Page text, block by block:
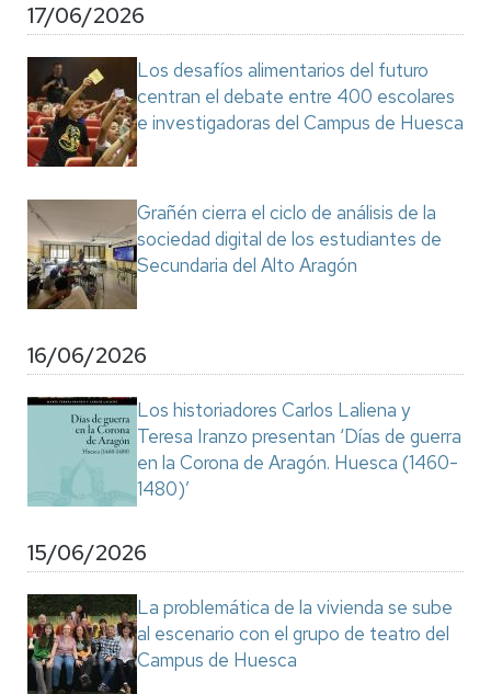
17/06/2026
Los desafíos alimentarios del futuro
centran el debate entre 400 escolares
e investigadoras del Campus de Huesca
Grañén cierra el ciclo de análisis de la
sociedad digital de los estudiantes de
Secundaria del Alto Aragón
16/06/2026
Los historiadores Carlos Laliena y
Teresa Iranzo presentan ‘Días de guerra
en la Corona de Aragón. Huesca (1460-
1480)’
15/06/2026
La problemática de la vivienda se sube
al escenario con el grupo de teatro del
Campus de Huesca